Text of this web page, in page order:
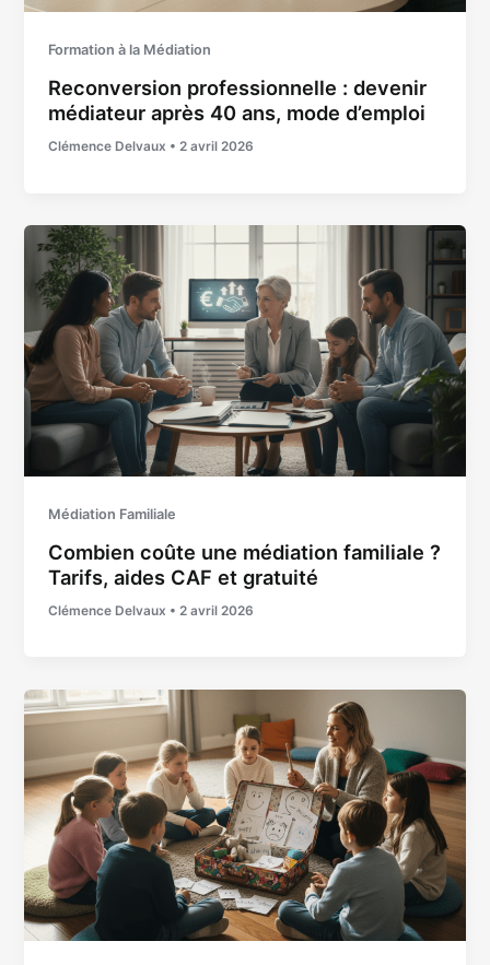
Formation à la Médiation
Reconversion professionnelle : devenir
médiateur après 40 ans, mode d’emploi
Clémence Delvaux •2 avril 2026
Médiation Familiale
Combien coûte une médiation familiale ?
Tarifs, aides CAF et gratuité
Clémence Delvaux •2 avril 2026